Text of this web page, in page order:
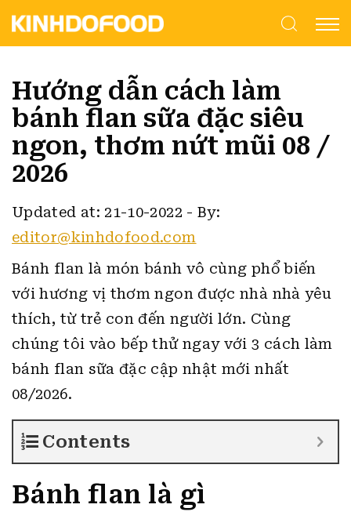
Hướng dẫn cách làm
bánh flan sữa đặc siêu
ngon, thơm nứt mũi 08 /
2026
Updated at: 21-10-2022 -By:
editor@kinhdofood.com
Bánh flan là món bánh vô cùng phổ biến
với hương vị thơm ngon được nhà nhà yêu
thích, từ trẻ con đến người lớn. Cùng
chúng tôi vào bếp thử ngay với 3 cách làm
bánh flan sữa đặc cập nhật mới nhất
08/2026.
Contents
Bánh flan là gì